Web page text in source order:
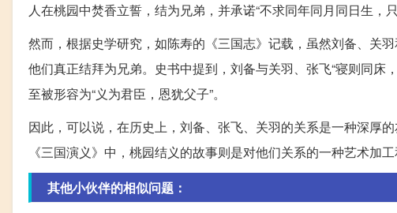
人在桃园中焚香立誓，结为兄弟，并承诺“不求同年同月同日生，
然而，根据史学研究，如陈寿的《三国志》记载，虽然刘备、关
他们真正结拜为兄弟。史书中提到，刘备与关羽、张飞“寝则同床
至被形容为“义为君臣，恩犹父子”。
因此，可以说，在历史上，刘备、张飞、关羽的关系是一种深厚
《三国演义》中，桃园结义的故事则是对他们关系的一种艺术加
其他小伙伴的相似问题：